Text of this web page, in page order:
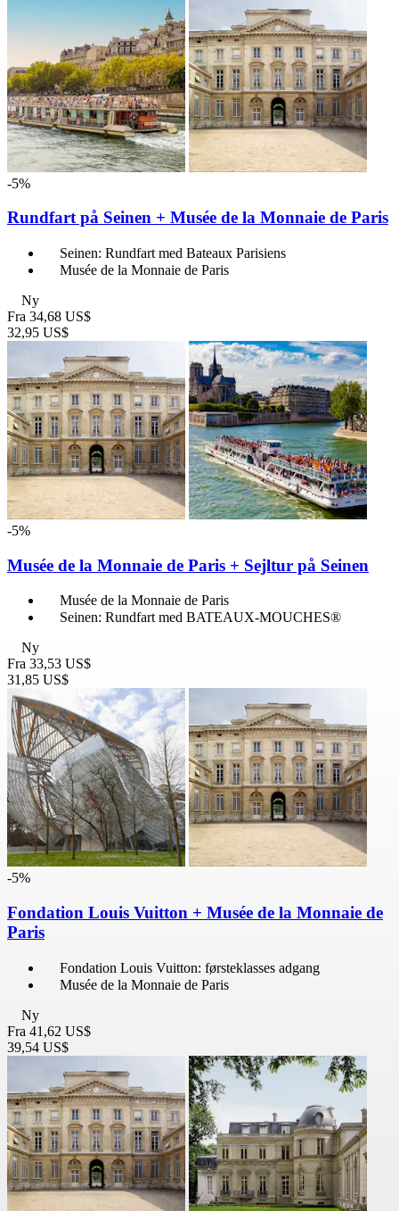
-5%
Rundfart på Seinen + Musée de la Monnaie de Paris
Seinen: Rundfart med Bateaux Parisiens
Musée de la Monnaie de Paris
Ny
Fra 34,68 US$
32,95 US$
-5%
Musée de la Monnaie de Paris + Sejltur på Seinen
Musée de la Monnaie de Paris
Seinen: Rundfart med BATEAUX-MOUCHES®
Ny
Fra 33,53 US$
31,85 US$
-5%
Fondation Louis Vuitton + Musée de la Monnaie de
Paris
Fondation Louis Vuitton: førsteklasses adgang
Musée de la Monnaie de Paris
Ny
Fra 41,62 US$
39,54 US$